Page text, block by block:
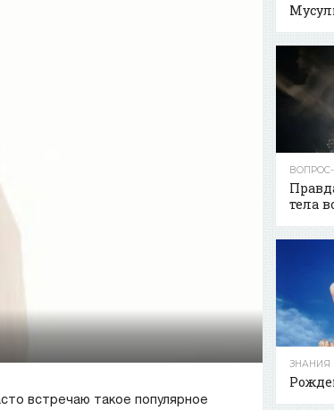
встречаю такое популярное
тела
ЗНАНИЯ